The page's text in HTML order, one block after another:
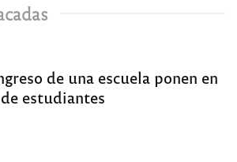
de una escuela ponen en
estudiantes